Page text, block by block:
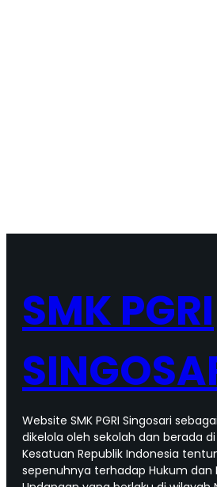
SMK PGRI
Website SMK PGRI Singosari
dikelola oleh sekolah dan berada
Kesatuan Republik Indonesia
sepenuhnya terhadap Hukum dan